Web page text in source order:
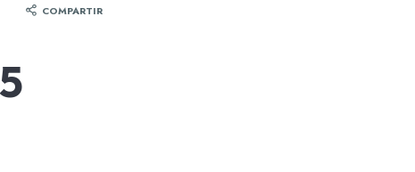
COMPARTIR